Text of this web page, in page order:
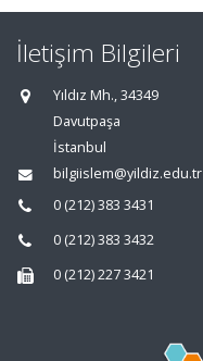
İletişim Bilgileri
Yıldız Mh., 34349
Davutpaşa
İstanbul
bilgiislem@yildiz.edu.tr
0 (212) 383 3431
0 (212) 383 3432
0 (212) 227 3421